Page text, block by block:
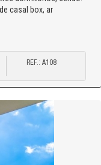
casal box, ar
REF.: A108